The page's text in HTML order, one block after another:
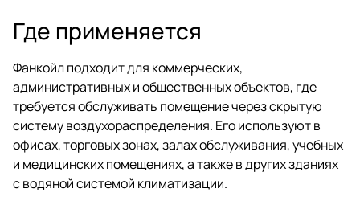
Где применяется
Фанкойл подходит для коммерческих,
административных и общественных объектов, где
требуется обслуживать помещение через скрытую
систему воздухораспределения. Его используют в
офисах, торговых зонах, залах обслуживания, учебных
и медицинских помещениях, а также в других зданиях
с водяной системой климатизации.